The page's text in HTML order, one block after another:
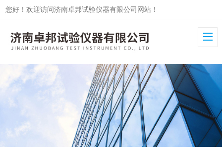
您好！欢迎访问济南卓邦试验仪器有限公司网站！